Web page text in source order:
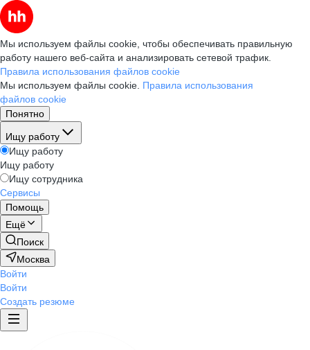
Мы используем файлы cookie, чтобы обеспечивать правильную
работу нашего веб-сайта и анализировать сетевой трафик.
Правила использования файлов cookie
Мы используем файлы cookie. Правила использования
файлов cookie
Понятно
Ищу работу
Ищу работу
Ищу работу
Ищу сотрудника
Сервисы
Помощь
Ещё
Поиск
Москва
Войти
Войти
Создать резюме